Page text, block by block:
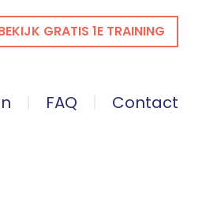
GRATIS 1E TRAINING
FAQ Contact